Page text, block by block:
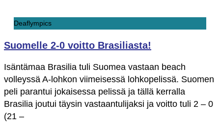
Deaflympics
Suomelle 2-0 voitto Brasiliasta!
Isäntämaa Brasilia tuli Suomea vastaan beach
volleyssä A-lohkon viimeisessä lohkopelissä. Suomen
peli parantui jokaisessa pelissä ja tällä kerralla
Brasilia joutui täysin vastaantulijaksi ja voitto tuli 2 – 0
(21 –